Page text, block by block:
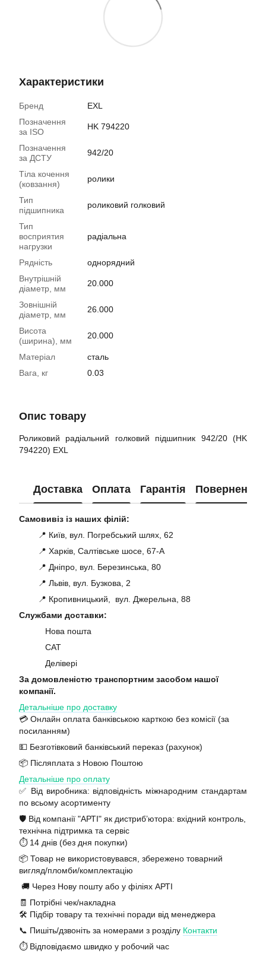
Характеристики
Бренд
EXL
Позначення
за ISO
HK 794220
Позначення
за ДСТУ
942/20
Тіла кочення
(ковзання)
ролики
Тип
підшипника
роликовий голковий
Тип
восприятия
нагрузки
радіальна
Рядність
однорядний
Внутрішній
діаметр, мм
20.000
Зовнішній
діаметр, мм
26.000
Висота
(ширина), мм
20.000
Матеріал
сталь
Вага, кг
0.03
Опис товару
Роликовий радіальний голковий підшипник 942/20 (HK
794220) EXL
Доставка Оплата Гарантія Повернення
Самовивіз із наших філій:
📍 Київ, вул. Погребський шлях, 62
📍 Харків, Салтівське шосе, 67-А
📍 Дніпро, вул. Березинська, 80
📍 Львів, вул. Бузкова, 2
📍 Кропивницький, вул. Джерельна, 88
Службами доставки:
Нова пошта
САТ
Делівері
За домовленістю транспортним засобом нашої
компанії.
Детальніше про доставку
💳 Онлайн оплата банківською карткою без комісії (за
посиланням)
💵 Безготівковий банківський переказ (рахунок)
📦 Післяплата з Новою Поштою
Детальніше про оплату
✅ Від виробника: відповідність міжнародним стандартам
по всьому асортименту
🛡️ Від компанії "АРТІ" як дистриб’ютора: вхідний контроль,
технічна підтримка та сервіс
⏱️ 14 днів (без дня покупки)
📦 Товар не використовувався, збережено товарний
вигляд/пломби/комплектацію
🚚 Через Нову пошту або у філіях АРТІ
🧾 Потрібні чек/накладна
🛠️ Підбір товару та технічні поради від менеджера
📞 Пишіть/дзвоніть за номерами з розділу Контакти
⏱️ Відповідаємо швидко у робочий час